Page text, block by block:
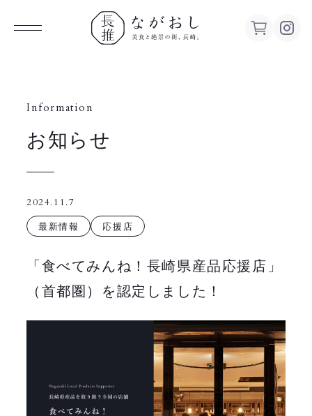
し 美食
と絶景の
崎。
Information
お知らせ
2024.11.7
最新情報 応援店
「食べてみんね！長崎県産品応援店」
（首都圏）を認定しました！